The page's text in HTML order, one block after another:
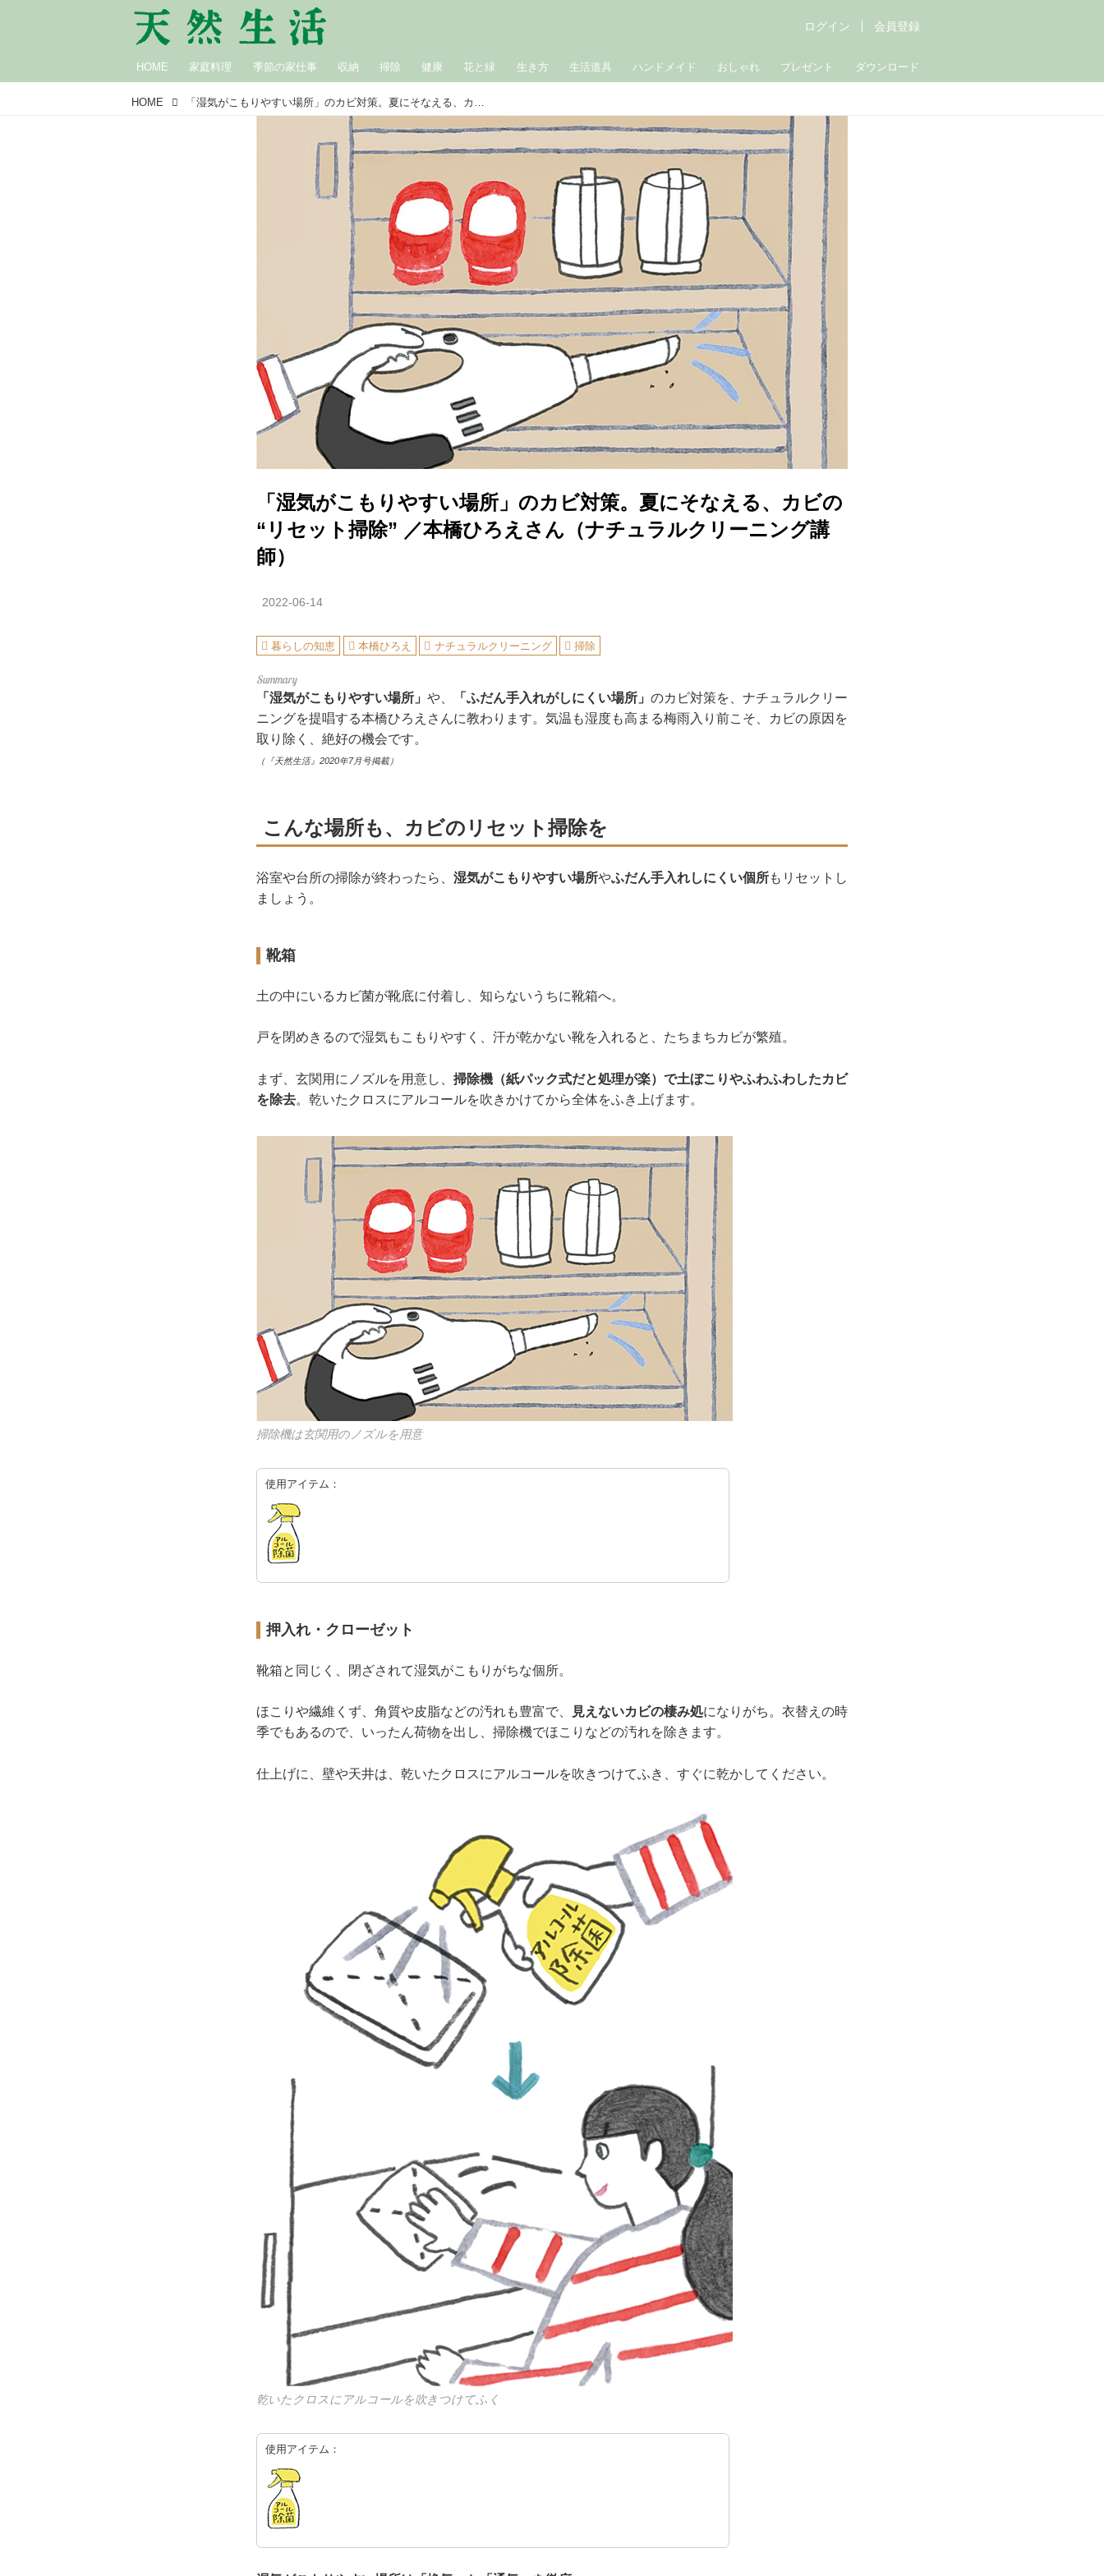
HOME 家庭料理 季節の家仕事 収納 掃除 健康 花と緑 生き方 生活道具 ハンドメイド おしゃれ プレゼント ダウンロード
ログイン 会員登録
HOME 「湿気がこもりやすい場所」のカビ対策。夏にそなえる、カビの “リセット掃除” ／本橋ひろえさん（ナチュラルクリーニング講師）
「湿気がこもりやすい場所」のカビ対策。夏にそなえる、カビの
“リセット掃除” ／本橋ひろえさん（ナチュラルクリーニング講
師）
2022-06-14
暮らしの知恵 本橋ひろえ ナチュラルクリーニング 掃除
「湿気がこもりやすい場所」 や、 「ふだん手入れがしにくい場所」 のカビ対策を、ナチュラルクリー
ニングを提唱する本橋ひろえさんに教わります。気温も湿度も高まる梅雨入り前こそ、カビの原因を
取り除く、絶好の機会です。
（『天然生活』2020年7月号掲載）
こんな場所も、カビのリセット掃除を
浴室や台所の掃除が終わったら、 湿気がこもりやすい場所やふだん手入れしにくい個所もリセットし
ましょう。
靴箱
土の中にいるカビ菌が靴底に付着し、知らないうちに靴箱へ。
戸を閉めきるので湿気もこもりやすく、汗が乾かない靴を入れると、たちまちカビが繁殖。
まず、玄関用にノズルを用意し、 掃除機（紙パック式だと処理が楽）で土ぼこりやふわふわしたカビ
を除去。乾いたクロスにアルコールを吹きかけてから全体をふき上げます。
掃除機は玄関用のノズルを用意
使用アイテム：
押入れ・クローゼット
靴箱と同じく、閉ざされて湿気がこもりがちな個所。
ほこりや繊維くず、角質や皮脂などの汚れも豊富で、 見えないカビの棲み処になりがち。衣替えの時
季でもあるので、いったん荷物を出し、掃除機でほこりなどの汚れを除きます。
仕上げに、壁や天井は、乾いたクロスにアルコールを吹きつけてふき、すぐに乾かしてください。
乾いたクロスにアルコールを吹きつけてふく
使用アイテム：